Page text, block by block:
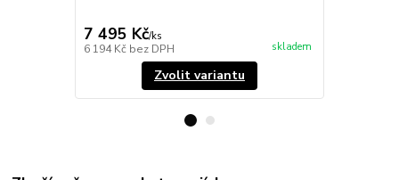
7 495 Kč/ks
6 194 Kč bez DPH skladem
Zvolit variantu